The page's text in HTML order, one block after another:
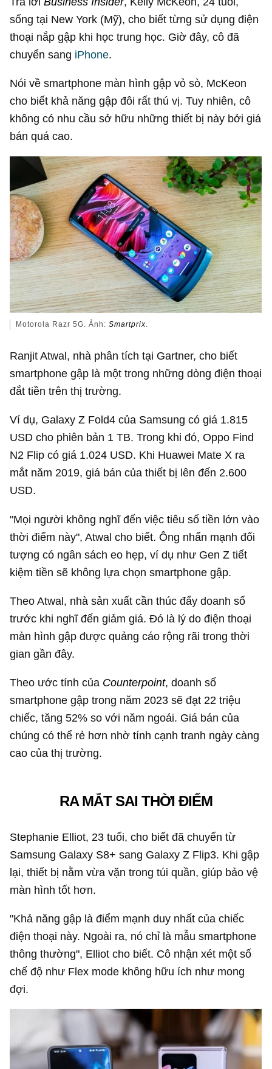
sống tại New York (Mỹ), cho biết từng sử dụng điện
thoại nắp gập khi học trung học. Giờ đây, cô đã
chuyển sang iPhone.
Nói về smartphone màn hình gập vỏ sò, McKeon
cho biết khả năng gập đôi rất thú vị. Tuy nhiên, cô
không có nhu cầu sở hữu những thiết bị này bởi giá
bán quá cao.
Motorola Razr 5G. Ảnh:Smartprix
Ranjit Atwal, nhà phân tích tại Gartner, cho biết
smartphone gập là một trong những dòng điện thoại
đắt tiền trên thị trường.
Ví dụ, Galaxy Z Fold4 của Samsung có giá 1.815
USD cho phiên bản 1 TB. Trong khi đó, Oppo Find
N2 Flip có giá 1.024 USD. Khi Huawei Mate X ra
mắt năm 2019, giá bán của thiết bị lên đến 2.600
USD.
"Mọi người không nghĩ đến việc tiêu số tiền lớn vào
thời điểm này", Atwal cho biết. Ông nhấn mạnh đối
tượng có ngân sách eo hẹp, ví dụ như Gen Z tiết
kiệm tiền sẽ không lựa chọn smartphone gập.
Theo Atwal, nhà sản xuất cần thúc đẩy doanh số
trước khi nghĩ đến giảm giá. Đó là lý do điện thoại
màn hình gập được quảng cáo rộng rãi trong thời
gian gần đây.
Theo ước tính của Counterpoint, doanh số
smartphone gập trong năm 2023 sẽ đạt 22 triệu
chiếc, tăng 52% so với năm ngoái. Giá bán của
chúng có thể rẻ hơn nhờ tính cạnh tranh ngày càng
cao của thị trường.
RA MẮT SAI THỜI ĐIỂM
Stephanie Elliot, 23 tuổi, cho biết đã chuyển từ
Samsung Galaxy S8+ sang Galaxy Z Flip3. Khi gập
lại, thiết bị nằm vừa vặn trong túi quần, giúp bảo vệ
màn hình tốt hơn.
"Khả năng gập là điểm mạnh duy nhất của chiếc
điện thoại này. Ngoài ra, nó chỉ là mẫu smartphone
thông thường", Elliot cho biết. Cô nhận xét một số
chế độ như Flex mode không hữu ích như mong
đợi.